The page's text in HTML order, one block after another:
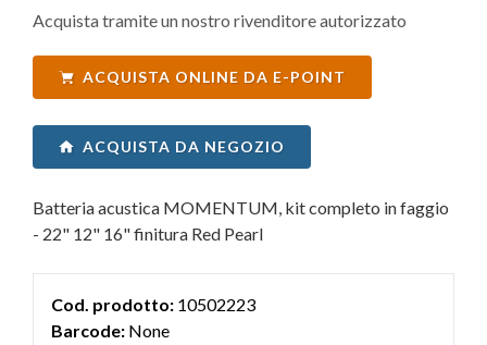
Acquista tramite un nostro rivenditore autorizzato
ACQUISTA ONLINE DA E-POINT
ACQUISTA DA NEGOZIO
Batteria acustica MOMENTUM, kit completo in faggio
- 22" 12" 16" finitura Red Pearl
Cod. prodotto: 10502223
Barcode: None